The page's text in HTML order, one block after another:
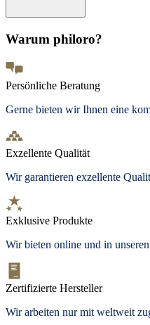
Warum philoro?
Persönliche Beratung
Gerne bieten wir Ihnen eine
Exzellente Qualität
Wir garantieren exzellente
Exklusive Produkte
Wir bieten online und in
Zertifizierte Hersteller
Wir arbeiten nur mit weltweit